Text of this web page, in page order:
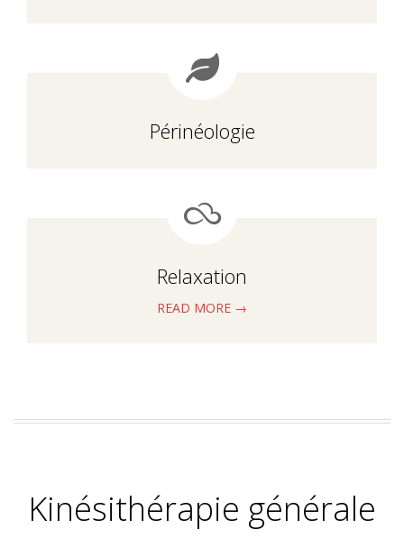
Périnéologie
Relaxation
READ MORE →
Kinésithérapie générale